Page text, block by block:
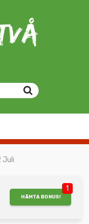
Juli
1
HÄMTA BONUS!